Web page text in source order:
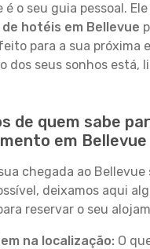
é o seu guia pessoal.
hotéis em Bellevue
para a sua próxima
dos seus sonhos está,
de quem sabe
em Bellevue
chegada ao Bellevue
deixamos aqui
reservar o seu
na localização: O